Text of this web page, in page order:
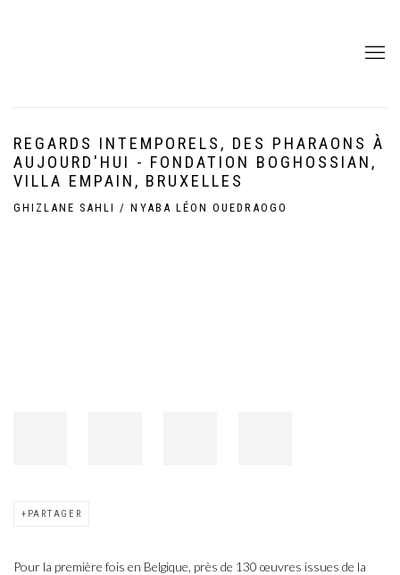
REGARDS INTEMPORELS, DES PHARAONS À
AUJOURD'HUI - FONDATION BOGHOSSIAN,
VILLA EMPAIN, BRUXELLES
GHIZLANE SAHLI / NYABA LÉON OUEDRAOGO
PARTAGER
Pour la première fois en Belgique, près de 130 œuvres issues de la